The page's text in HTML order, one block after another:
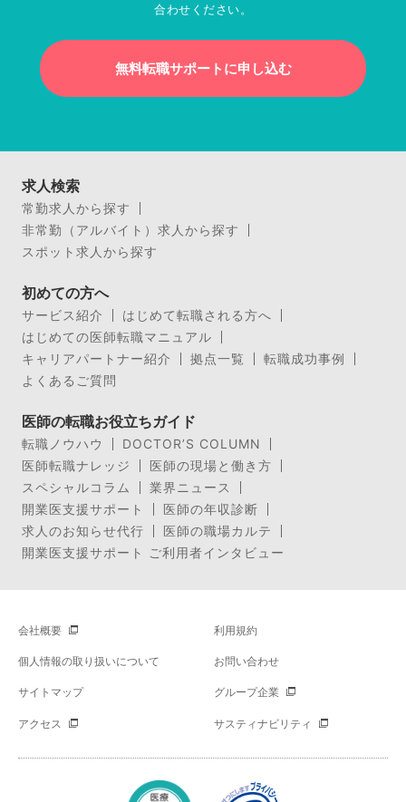
合わせください。
無料転職サポートに申し込む
求人検索
常勤求人から探す
非常勤（アルバイト）求人から探す
スポット求人から探す
初めての方へ
サービス紹介
はじめて転職される方へ
はじめての医師転職マニュアル
キャリアパートナー紹介
拠点一覧
転職成功事例
よくあるご質問
医師の転職お役立ちガイド
転職ノウハウ
DOCTOR’S COLUMN
医師転職ナレッジ
医師の現場と働き方
スペシャルコラム
業界ニュース
開業医支援サポート
医師の年収診断
求人のお知らせ代行
医師の職場カルテ
開業医支援サポート ご利用者インタビュー
会社概要 利用規約
個人情報の取り扱いについて お問い合わせ
サイトマップ グループ企業
アクセス サスティナビリティ